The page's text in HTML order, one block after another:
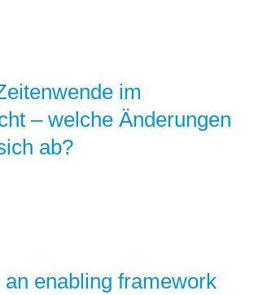
im
– welche Änderungen
ab?
an enabling framework